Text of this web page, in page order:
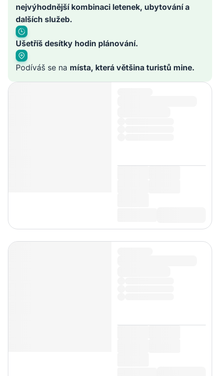
nejvýhodnější kombinaci letenek, ubytování a
dalších služeb.
Ušetříš desítky hodin plánování.
Podíváš se na místa, která většina turistů mine.